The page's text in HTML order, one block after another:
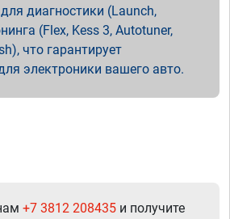
диагностики (Launch,
(Flex, Kess 3, Autotuner,
что гарантирует
электроники вашего авто.
+7 3812 208435 и получите